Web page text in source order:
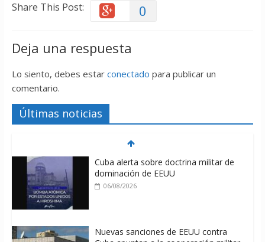
Share This Post: 0
Deja una respuesta
Lo siento, debes estar conectado para publicar un
comentario.
Últimas noticias
Cuba alerta sobre doctrina militar de
dominación de EEUU
06/08/2026
Nuevas sanciones de EEUU contra